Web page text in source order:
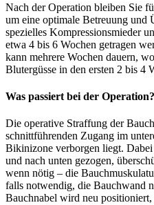
Nach der Operation bleiben Sie
um eine optimale Betreuung und
spezielles Kompressionsmieder
etwa 4 bis 6 Wochen getragen
kann mehrere Wochen dauern,
Blutergüsse in den ersten 2 bis 4
Was passiert bei der Operation?
Die operative Straffung der
schnittführenden Zugang im
Bikinizone verborgen liegt.
und nach unten gezogen,
wenn nötig – die
falls notwendig, die Bauchwand
Bauchnabel wird neu